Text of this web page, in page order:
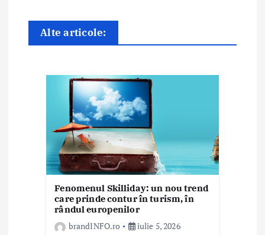
a
Alte articole:
Fenomenul Skilliday: un nou trend
care prinde contur în turism, în
rândul europenilor
brandINFO.ro
iulie 5, 2026